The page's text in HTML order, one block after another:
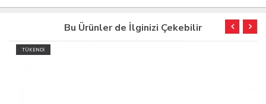
Bu Ürünler de İlginizi Çekebilir
TÜKENDİ